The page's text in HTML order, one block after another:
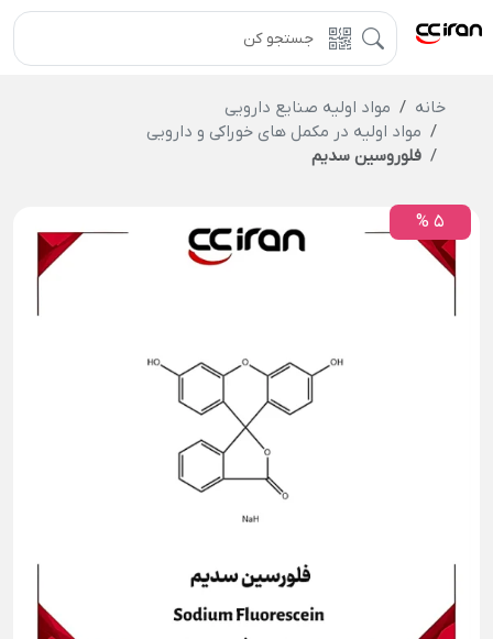
خانه
مواد اولیه صنایع دارویی
مواد اولیه در مکمل های خوراکی و دارویی
فلوروسین سدیم
5 %